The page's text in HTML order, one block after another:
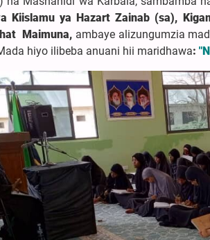
Kiislamu ya Hazart Zainab (sa),
Maimuna, ambaye alizungumzia
hiyo ilibeba anuani hii maridhawa: